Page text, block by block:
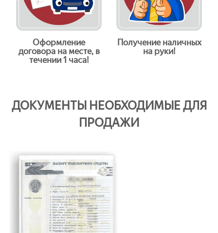
Оформление
договора на месте, в
течении 1 часа!
Получение наличных
на руки!
ДОКУМЕНТЫ НЕОБХОДИМЫЕ ДЛЯ
ПРОДАЖИ